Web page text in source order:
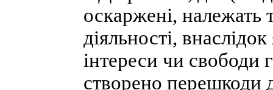
оскаржені, належать
діяльності,
інтереси чи свободи
створено перешкоди